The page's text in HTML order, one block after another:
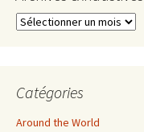
Archives
Catégories
Around the World